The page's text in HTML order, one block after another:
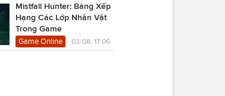
Mistfall Hunter: Bảng Xếp
Hạng Các Lớp Nhân Vật
Trong Game
Game Online 03/08, 17:06